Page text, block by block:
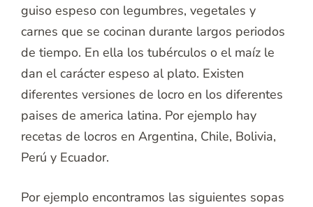
guiso espeso con legumbres, vegetales y
carnes que se cocinan durante largos periodos
de tiempo. En ella los tubérculos o el maíz le
dan el carácter espeso al plato. Existen
diferentes versiones de locro en los diferentes
paises de america latina. Por ejemplo hay
recetas de locros en Argentina, Chile, Bolivia,
Perú y Ecuador.
Por ejemplo encontramos las siguientes sopas